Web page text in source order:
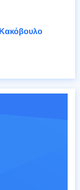
Κακόβουλο